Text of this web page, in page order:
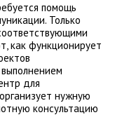
помощь
Только
как функционирует
для
нужную
консультацию